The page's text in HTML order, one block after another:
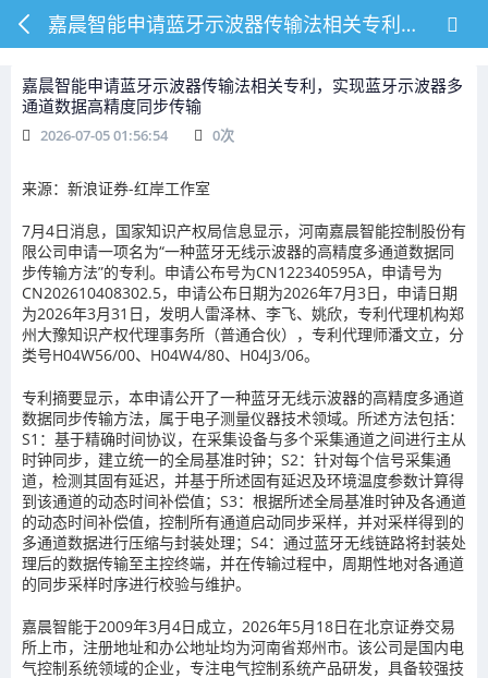
嘉晨智能申请蓝牙示波器传输法相关专利，实现蓝牙示波器多通道数据高精度同步传输
嘉晨智能申请蓝牙示波器传输法相关专利，实现蓝牙示波器多
通道数据高精度同步传输
2026-07-05 01:56:54 0次
来源：新浪证券-红岸工作室
7月4日消息，国家知识产权局信息显示，河南嘉晨智能控制股份有
限公司申请一项名为“一种蓝牙无线示波器的高精度多通道数据同
步传输方法”的专利。申请公布号为CN122340595A，申请号为
CN202610408302.5，申请公布日期为2026年7月3日，申请日期
为2026年3月31日，发明人雷泽林、李飞、姚欣，专利代理机构郑
州大豫知识产权代理事务所（普通合伙），专利代理师潘文立，分
类号H04W56/00、H04W4/80、H04J3/06。
专利摘要显示，本申请公开了一种蓝牙无线示波器的高精度多通道
数据同步传输方法，属于电子测量仪器技术领域。所述方法包括：
S1：基于精确时间协议，在采集设备与多个采集通道之间进行主从
时钟同步，建立统一的全局基准时钟；S2：针对每个信号采集通
道，检测其固有延迟，并基于所述固有延迟及环境温度参数计算得
到该通道的动态时间补偿值；S3：根据所述全局基准时钟及各通道
的动态时间补偿值，控制所有通道启动同步采样，并对采样得到的
多通道数据进行压缩与封装处理；S4：通过蓝牙无线链路将封装处
理后的数据传输至主控终端，并在传输过程中，周期性地对各通道
的同步采样时序进行校验与维护。
嘉晨智能于2009年3月4日成立，2026年5月18日在北京证券交易
所上市，注册地址和办公地址均为河南省郑州市。该公司是国内电
气控制系统领域的企业，专注电气控制系统产品研发，具备较强技